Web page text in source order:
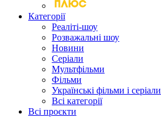
Категорії
Реаліті-шоу
Розважальні шоу
Новини
Серіали
Мультфільми
Фільми
Українські фільми і серіали
Всі категорії
Всі проєкти